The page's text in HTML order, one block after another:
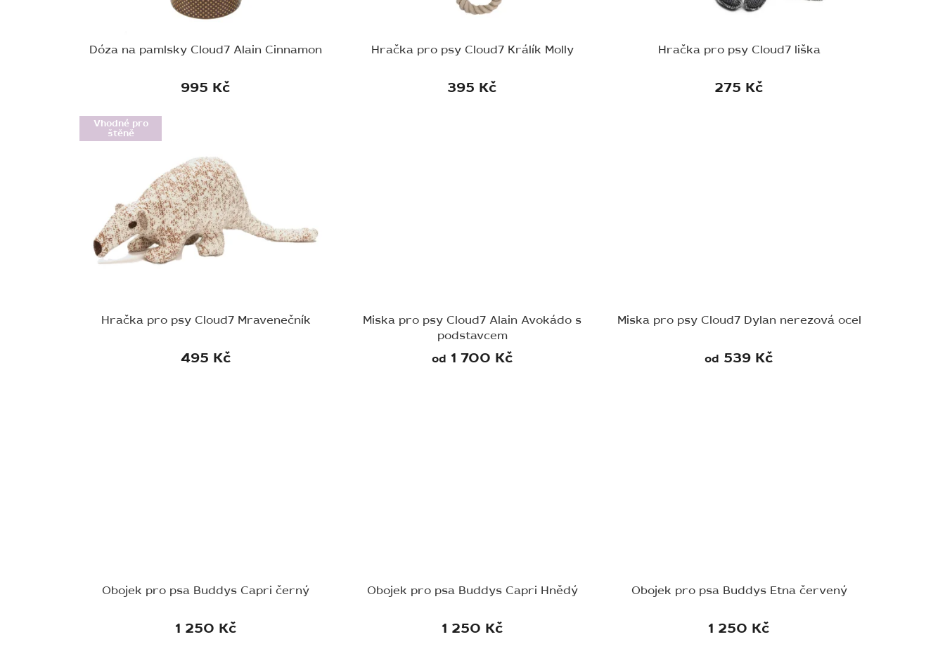
Dóza na pamlsky Cloud7 Alain Cinnamon
995 Kč
Hračka pro psy Cloud7 Králík Molly
395 Kč
Hračka pro psy Cloud7 liška
275 Kč
Vhodné pro
štěně
Hračka pro psy Cloud7 Mravenečník
495 Kč
Miska pro psy Cloud7 Alain Avokádo s
podstavcem
od 1 700 Kč
Miska pro psy Cloud7 Dylan nerezová ocel
od 539 Kč
Obojek pro psa Buddys Capri černý
1 250 Kč
Obojek pro psa Buddys Capri Hnědý
1 250 Kč
Obojek pro psa Buddys Etna červený
1 250 Kč